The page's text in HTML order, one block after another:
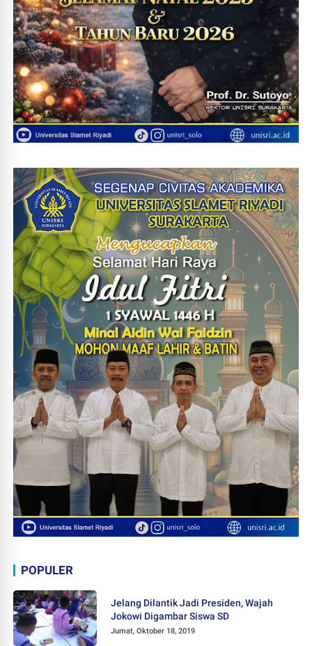
POPULER
Jelang Dilantik Jadi Presiden, Wajah
Jokowi Digambar Siswa SD
Jumat, Oktober 18, 2019